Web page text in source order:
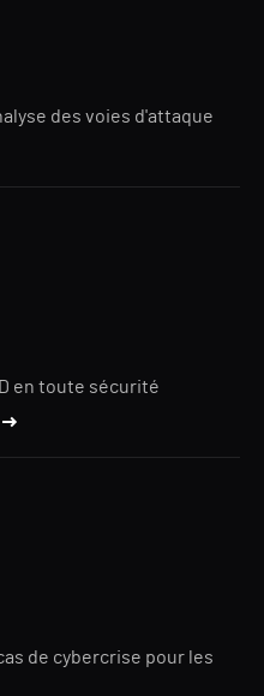
des voies d'attaque
en toute sécurité
de cybercrise pour les